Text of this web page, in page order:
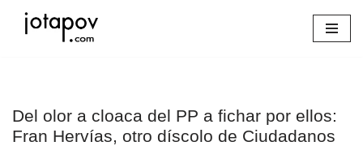
Del olor a cloaca del PP a fichar por ellos:
Fran Hervías, otro díscolo de Ciudadanos